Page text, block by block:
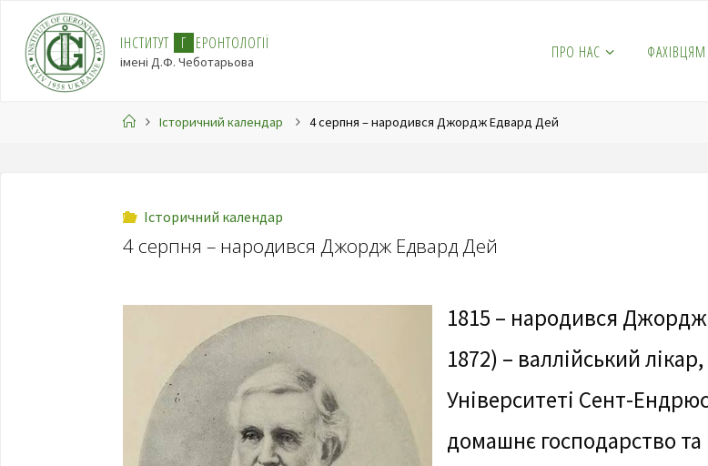
ІНСТИТУТ Г ЕРОНТОЛОГІЇ
імені Д.Ф. Чеботарьова ПРО НАС ФАХІВЦЯМ
Історичний календар 4 серпня – народився Джордж Едвард Дей
Історичний календар
4 серпня – народився Джордж Едвард Дей
1815 – народився
1872) – валлійський
Університеті Сент-
домашнє господарство